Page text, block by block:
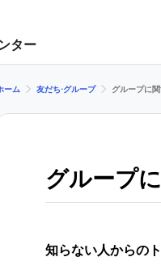
ター
ーム 友だち⋅グループ グループに
グループ
知らない人からの